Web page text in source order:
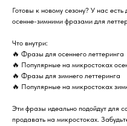
Готовы к новому сезону? У нас
осенне-зимними фразами для
Что внутри:
🔥 Фразы для осеннего леттеринга
🔥 Популярные на микростоках
🔥 Фразы для зимнего леттеринга
🔥 Популярные на микростоках
Эти фразы идеально подойдут для
продавать на микростоках.